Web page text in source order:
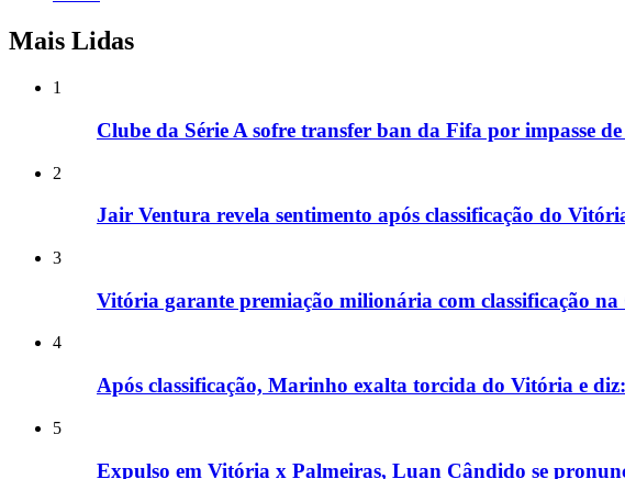
Mais Lidas
1
Clube da Série A sofre transfer ban da Fifa por impasse
2
Jair Ventura revela sentimento após classificação do
3
Vitória garante premiação milionária com classificação
4
Após classificação, Marinho exalta torcida do Vitória e
5
Expulso em Vitória x Palmeiras, Luan Cândido se